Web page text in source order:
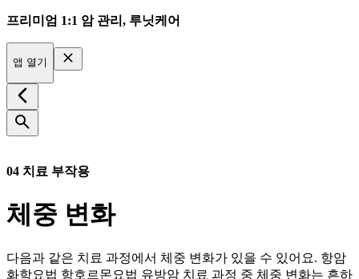
프리미엄 1:1 암 관리, 루닛케어
앱 열기
04 치료 부작용
체중 변화
다음과 같은 치료 과정에서 체중 변화가 있을 수 있어요. 항암
화학요법 항호르몬요법 유방암 치료 과정 중 체중 변화는 흔하